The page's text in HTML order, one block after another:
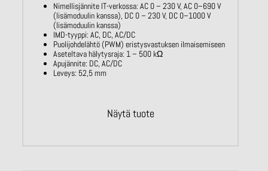
Nimellisjännite IT-verkossa: AC 0 – 230 V,AC 0–690 V
(lisämoduulin kanssa), DC 0 –230 V, DC 0–1000 V
(lisämoduulin kanssa)
IMD-tyyppi: AC, DC, AC/DC
Puolijohdelähtö (PWM) eristysvastuksen ilmaisemiseen
Aseteltava hälytysraja: 1 – 500 kΩ
Apujännite: DC, AC/DC
Leveys: 52,5 mm
Näytä tuote